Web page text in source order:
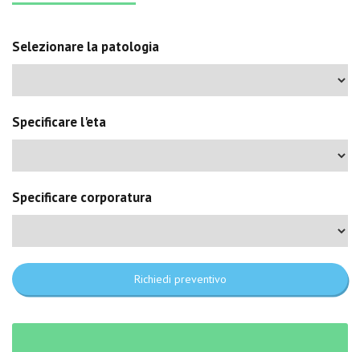
Selezionare la patologia
Specificare l'eta
Specificare corporatura
Richiedi preventivo